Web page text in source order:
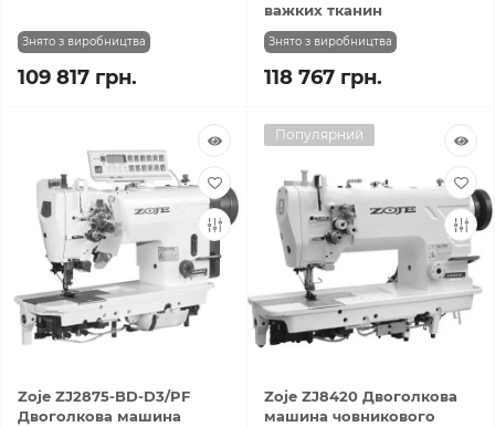
Знято з виробництва
109 817 грн.
важких тканин
Знято з виробництва
118 767 грн.
Zoje ZJ2875-BD-D3/PF
Двоголкова машина
Популярний
Zoje ZJ8420 Двоголкова
машина човникового